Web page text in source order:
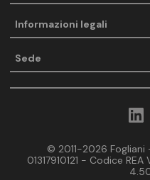
Informazioni legali
Sede
© 2011-2026 Fogliani
01317910121 - Codice